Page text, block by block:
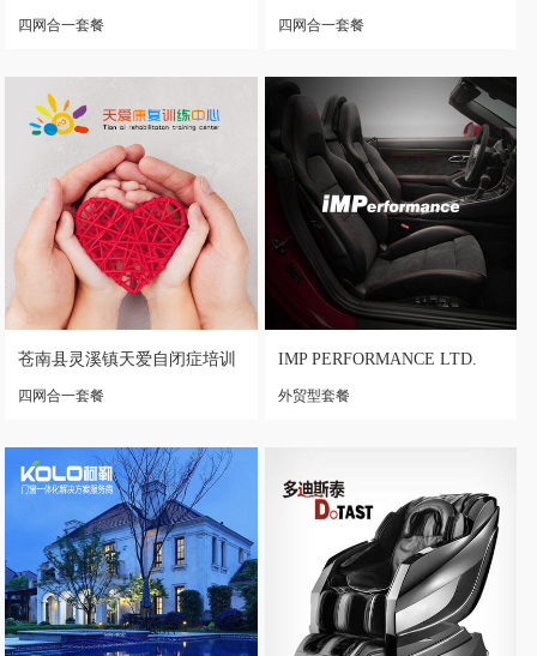
四网合一套餐 四网合一套餐
苍南县灵溪镇天爱自闭症培训
学校
四网合一套餐
IMP PERFORMANCE LTD.
外贸型套餐